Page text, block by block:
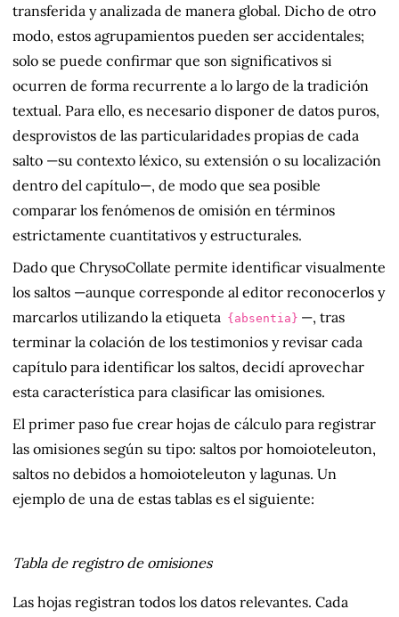
transferida y analizada de manera global. Dicho de otro
modo, estos agrupamientos pueden ser accidentales;
solo se puede confirmar que son significativos si
ocurren de forma recurrente a lo largo de la tradición
textual. Para ello, es necesario disponer de datos puros,
desprovistos de las particularidades propias de cada
salto —su contexto léxico, su extensión o su localización
dentro del capítulo—, de modo que sea posible
comparar los fenómenos de omisión en términos
estrictamente cuantitativos y estructurales.
Dado que ChrysoCollate permite identificar visualmente
los saltos —aunque corresponde al editor reconocerlos y
marcarlos utilizando la etiqueta {absentia} —, tras
terminar la colación de los testimonios y revisar cada
capítulo para identificar los saltos, decidí aprovechar
esta característica para clasificar las omisiones.
El primer paso fue crear hojas de cálculo para registrar
las omisiones según su tipo: saltos por homoioteleuton,
saltos no debidos a homoioteleuton y lagunas. Un
ejemplo de una de estas tablas es el siguiente:
Tabla de registro de omisiones
Las hojas registran todos los datos relevantes. Cada